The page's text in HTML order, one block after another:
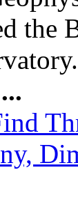
the
...